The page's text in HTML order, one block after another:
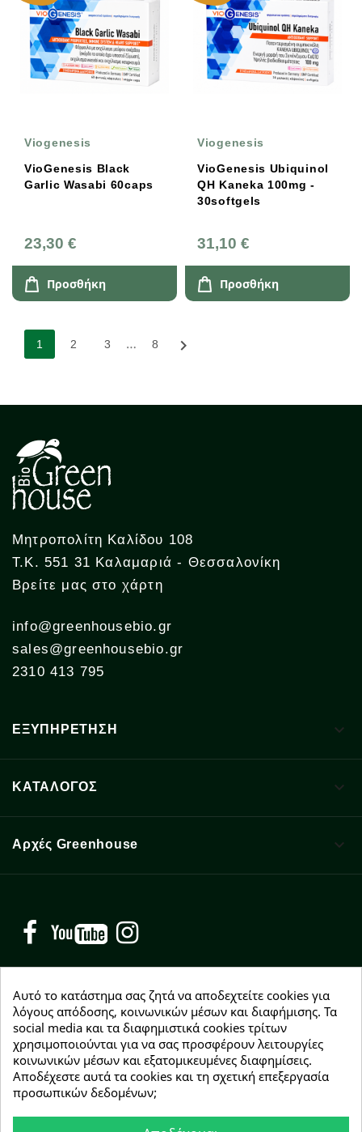
Viogenesis
VioGenesis Black
Garlic Wasabi 60caps
23,30 €
Προσθήκη
Viogenesis
VioGenesis Ubiquinol
QH Kaneka 100mg -
30softgels
31,10 €
Προσθήκη
1 2 3 … 8 
Μητροπολίτη Καλίδου 108
Τ.Κ. 551 31 Καλαμαριά - Θεσσαλονίκη
Βρείτε μας στο χάρτη
info@greenhousebio.gr
sales@greenhousebio.gr
2310 413 795
ΕΞΥΠΗΡΕΤΗΣΗ 
ΚΑΤΑΛΟΓΟΣ 
Αρχές Greenhouse 
Facebook YouTube
NEWSLETTER
Εγγραφείτε δωρεάν και θα είστε οι πρώτοι που θα
λάβετε τα νέα μας γύρω από προσφορές, εκπτώσεις
και νέα προϊόντα.
Αυτό το κατάστημα σας ζητά να αποδεχτείτε cookies για
λόγους απόδοσης, κοινωνικών μέσων και διαφήμισης. Τα
social media και τα διαφημιστικά cookies τρίτων
χρησιμοποιούνται για να σας προσφέρουν λειτουργίες
κοινωνικών μέσων και εξατομικευμένες διαφημίσεις.
Αποδέχεστε αυτά τα cookies και τη σχετική επεξεργασία
προσωπικών δεδομένων;